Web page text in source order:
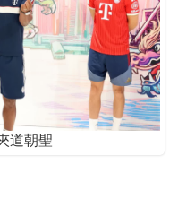
道朝聖